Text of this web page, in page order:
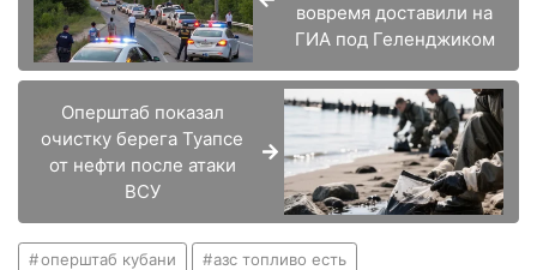
вовремя доставили на
ГИА под Геленджиком
Оперштаб показал
очистку берега Туапсе
от нефти после атаки
ВСУ
оперштаб кубани азс топливо есть